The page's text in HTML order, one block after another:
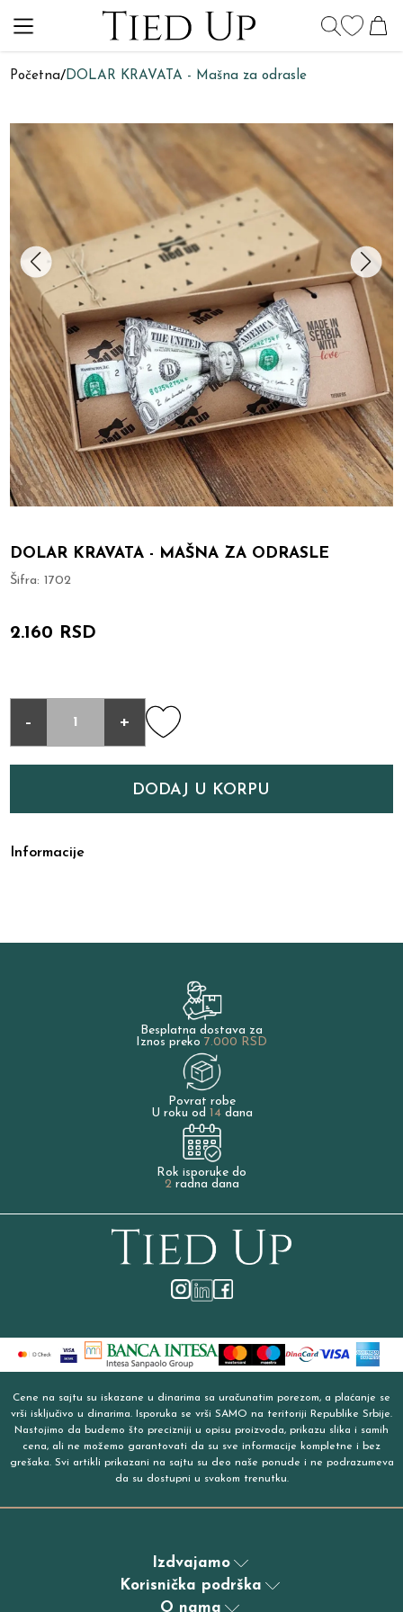
Početna/DOLAR KRAVATA - Mašna za odrasle
DOLAR KRAVATA - MAŠNA ZA ODRASLE
Šifra:1702
2.160 RSD
- +
DODAJ U KORPU
Informacije
Besplatna dostava za
Iznos preko 7.000 RSD
Povrat robe
U roku od 14dana
Rok isporuke do
2radna dana
Cene na sajtu su iskazane u dinarima sa uračunatim porezom, a plaćanje se
vrši isključivo u dinarima. Isporuka se vrši SAMO na teritoriji Republike Srbije.
Nastojimo da budemo što precizniji u opisu proizvoda, prikazu slika i samih
cena, ali ne možemo garantovati da su sve informacije kompletne i bez
grešaka. Svi artikli prikazani na sajtu su deo naše ponude i ne podrazumeva
da su dostupni u svakom trenutku.
Izdvajamo
Korisnička podrška
O nama